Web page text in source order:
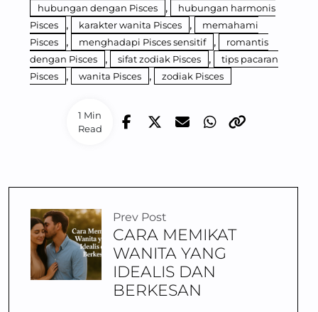
1 Min
Read
hubungan dengan Pisces ,
hubungan harmonis
Pisces
, karakter wanita Pisces ,
memahami
Pisces
, menghadapi Pisces sensitif ,
romantis
dengan Pisces
, sifat zodiak Pisces ,
tips pacaran
Pisces
, wanita Pisces , zodiak Pisces
Prev Post
CARA MEMIKAT
WANITA YANG
IDEALIS DAN
BERKESAN